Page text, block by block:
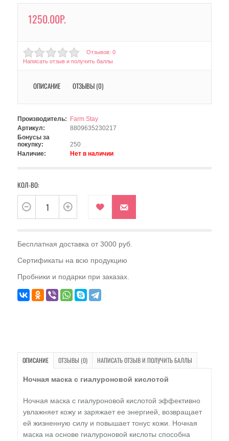
1250.00Р.
Отзывов: 0
Написать отзыв и получить баллы
ОПИСАНИЕ ОТЗЫВЫ (0)
Производитель:
Farm Stay
Артикул:
8809635230217
Бонусы за
покупку:
250
Наличие:
Нет в наличии
КОЛ-ВО:
Бесплатная доставка от 3000 руб.
Сертификаты на всю продукцию
Пробники и подарки при заказах.
ОПИСАНИЕ ОТЗЫВЫ (0) НАПИСАТЬ ОТЗЫВ И ПОЛУЧИТЬ БАЛЛЫ
Ночная маска с гиалуроновой кислотой
Ночная маска с гиалуроновой кислотой эффективно
увлажняет кожу и заряжает ее энергией, возвращает
ей жизненную силу и повышает тонус кожи. Ночная
маска на основе гиалуроновой кислоты способна